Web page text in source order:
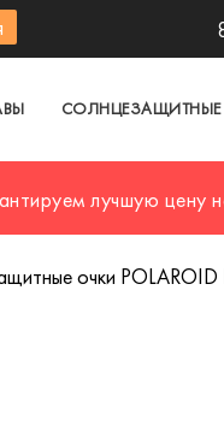
лучшую
очки